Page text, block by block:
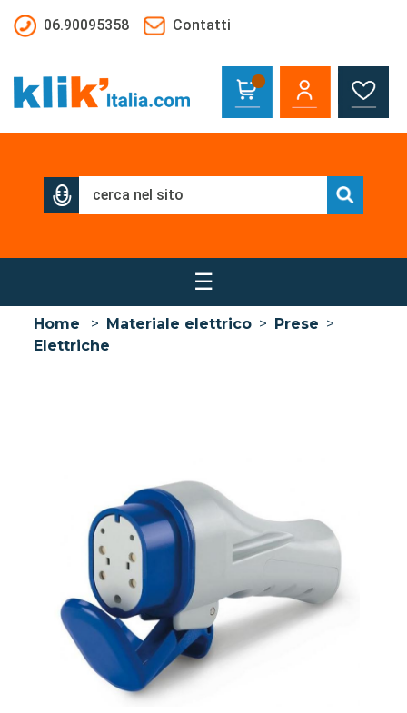
06.90095358
Contatti
☰
Home > Materiale elettrico > Prese >
Elettriche